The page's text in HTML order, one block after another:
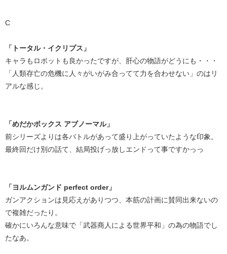
C
「トータル・イクリプス」
キャラもロボットも良かったですが、肝心の物語がどうにも・・・
「人類存亡の危機に人々がいがみ合ってて力を合わせない」のはリ
アルな感じ。
「めだかボックス アブノーマル」
前シリーズよりは各バトルがあって盛り上がっていたような印象。
最終回だけ別の話て、結局投げっ放しエンドって事ですかっっ
「ヨルムンガンド perfect order」
ガンアクションは見応えがありつつ、本筋の計画に賛同出来ないの
で複雑だったり。
確かにいろんな意味で「武器商人による世界平和」の為の物語でし
たなあ。